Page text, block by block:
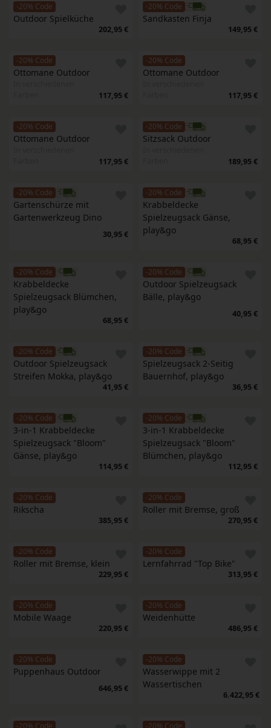
-20% Code
Outdoor Spielküche
202,95 €
-20% Code
Sandkasten Finja
149,95 €
-20% Code
Ottomane Outdoor
117,95 €
-20% Code
Ottomane Outdoor
117,95 €
-20% Code
Ottomane Outdoor
117,95 €
-20% Code
Sitzsack Outdoor
189,95 €
-20% Code
Gartenschürze mit
Gartenwerkzeug Dino
30,95 €
-20% Code
Krabbeldecke
Spielzeugsack Gänse,
play&go
68,95 €
-20% Code
Krabbeldecke
Spielzeugsack Blümchen,
play&go
68,95 €
-20% Code
Outdoor Spielzeugsack
Bälle, play&go
40,95 €
-20% Code
Outdoor Spielzeugsack
Streifen Mokka, play&go
41,95 €
-20% Code
Spielzeugsack 2-Seitig
Bauernhof, play&go
36,95 €
-20% Code
3-in-1 Krabbeldecke
Spielzeugsack "Bloom"
Gänse, play&go
114,95 €
-20% Code
3-in-1 Krabbeldecke
Spielzeugsack "Bloom"
Blümchen, play&go
112,95 €
-20% Code
Rikscha
385,95 €
-20% Code
Roller mit Bremse, groß
270,95 €
-20% Code
Roller mit Bremse, klein
229,95 €
-20% Code
Lernfahrrad "Top Bike"
313,95 €
-20% Code
Mobile Waage
220,95 €
-20% Code
Weidenhütte
486,95 €
-20% Code
Puppenhaus Outdoor
646,95 €
-20% Code
Wasserwippe mit 2
Wassertischen
6.422,95 €
-20% Code -20% Code